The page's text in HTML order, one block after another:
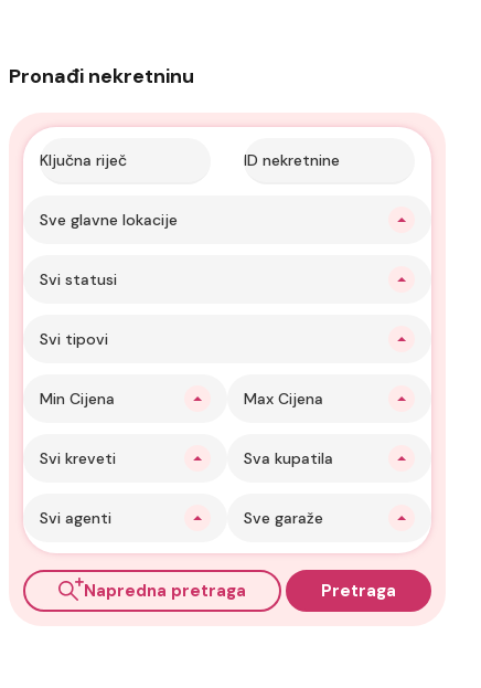
Pronađi nekretninu
Sve glavne lokacije
Svi statusi
Svi tipovi
Min Cijena Max Cijena
Svi kreveti Sva kupatila
Svi agenti Sve garaže
Napredna pretraga Pretraga